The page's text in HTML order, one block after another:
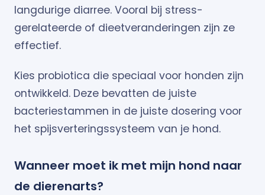
langdurige diarree. Vooral bij stress-
gerelateerde of dieetveranderingen zijn ze
effectief.
Kies probiotica die speciaal voor honden zijn
ontwikkeld. Deze bevatten de juiste
bacteriestammen in de juiste dosering voor
het spijsverteringssysteem van je hond.
Wanneer moet ik met mijn hond naar
de dierenarts?